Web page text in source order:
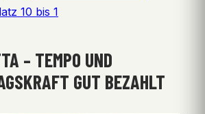
10 bis 1
– TEMPO UND
GUT BEZAHLT